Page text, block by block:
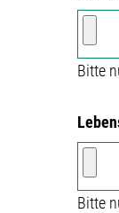
Bitte
Bitte